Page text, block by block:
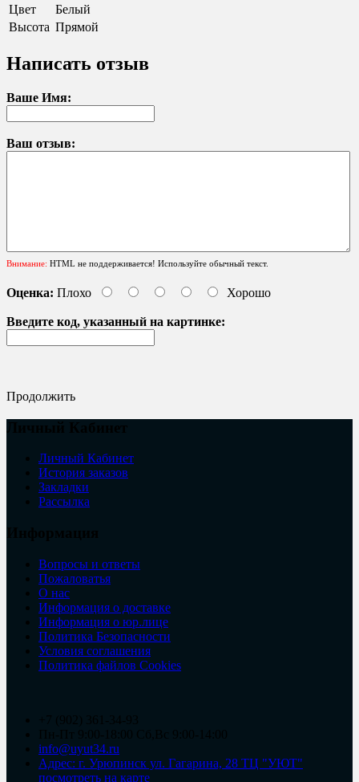
Цвет
Белый
Высота Прямой
Написать отзыв
Ваше Имя:
Ваш отзыв:
Внимание: HTML не поддерживается! Используйте обычный текст.
Оценка: Плохо Хорошо
Введите код, указанный на картинке:
Продолжить
Личный Кабинет
История заказов
Закладки
Рассылка
Вопросы и ответы
Пожаловатья
О нас
Информация о доставке
Информация о юр.лице
Политика Безопасности
Условия соглашения
Политика файлов Cookies
info@uyut34.ru
Адрес: г. Урюпинск ул. Гагарина, 28 ТЦ "УЮТ"
посмотреть на карте